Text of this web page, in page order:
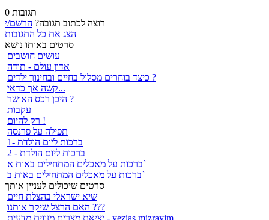
0 תגובות
רוצה לכתוב תגובה? הרשם/י
הצג את כל התגובות
סרטים באותו נושא
עושים חושבים
אדון עולם - תודה
כיצד בוחרים מסלול בחיים ובחינוך ילדים ?
קשה אך כדאי...
היכן רכס האושר ?
עקבות
רק להיום !
תפילה על פרנסה
ברכות ליום הולדת -1
ברכות ליום הולדת - 2
ברכות על מאכלים המתחילים באות א`
ברכות על מאכלים המתחילים באות ב`
סרטים שיכולים לעניין אותך
שיא ישראלי בהצלת חיים
האם הרצל שיקר אותנו ???
יציאת מצרים מזווית מדעית - yezias mizrayim